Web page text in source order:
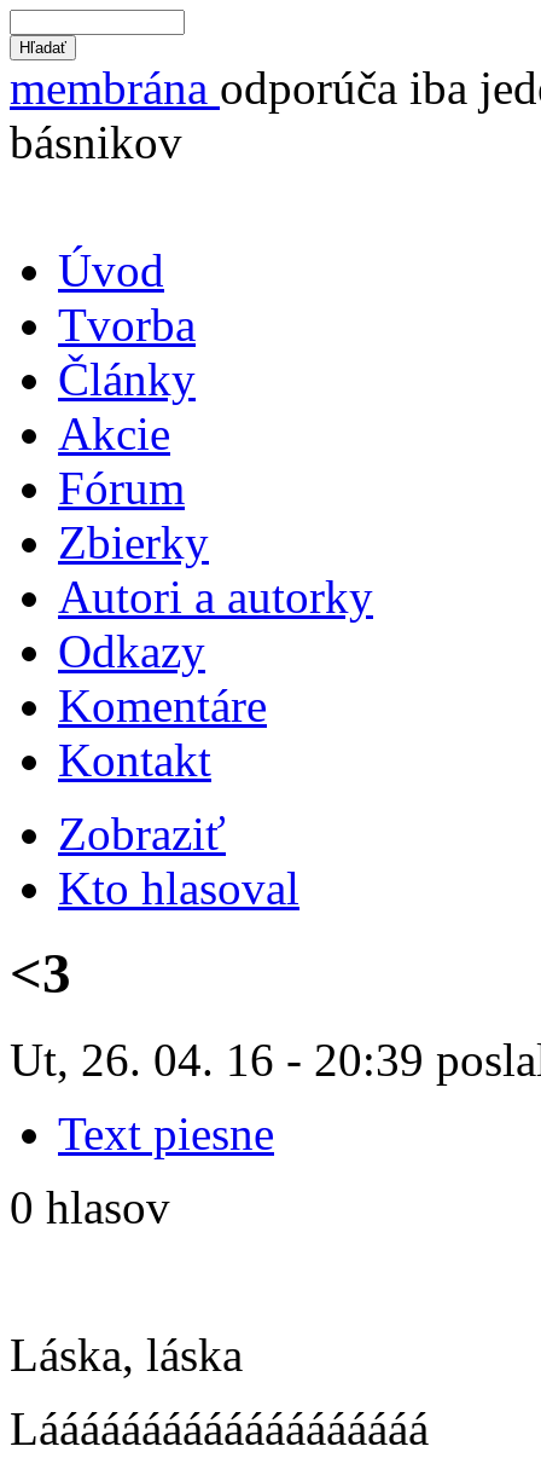
membrána odporúča iba
básnikov
Úvod
Tvorba
Články
Akcie
Fórum
Zbierky
Autori a autorky
Odkazy
Komentáre
Kontakt
Zobraziť
Kto hlasoval
<3
Ut, 26. 04. 16 - 20:39
Text piesne
0 hlasov
Láska, láska
Lááááááááááááááááááá